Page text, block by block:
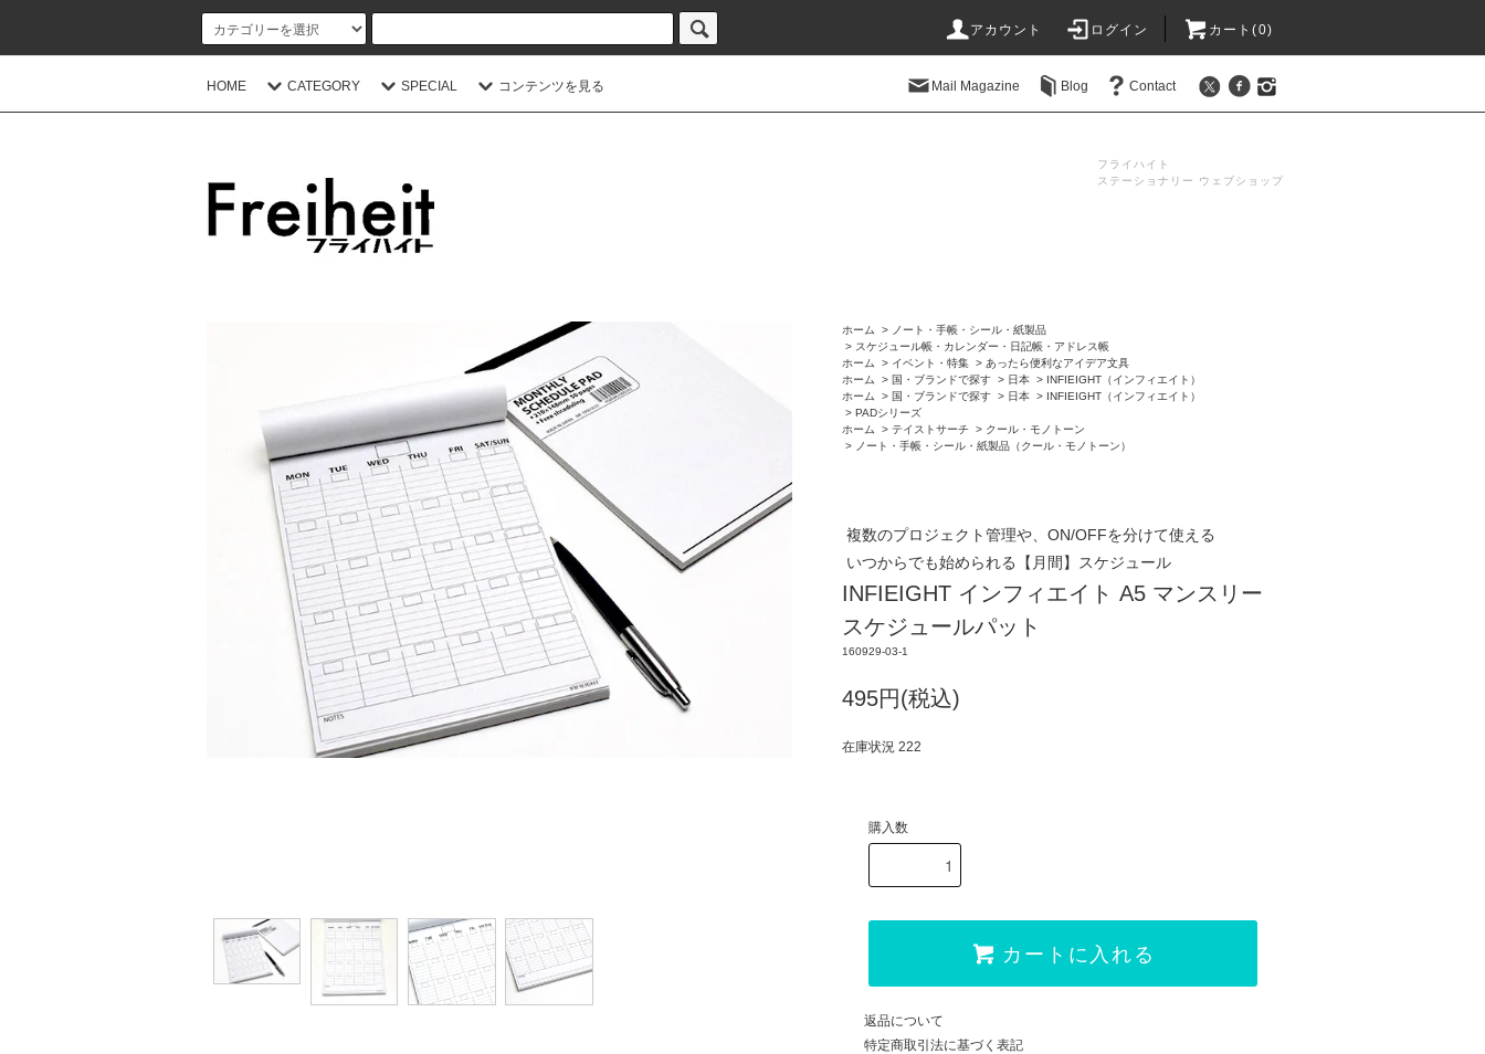
アカウント ログイン カート(0)
HOME CATEGORY SPECIAL コンテンツを見る Mail Magazine Blog Contact
フライハイト
ステーショナリー ウェブショップ
ホーム > ノート・手帳・シール・紙製品
> スケジュール帳・カレンダー・日記帳・アドレス帳
ホーム
> イベント・特集 > あったら便利なアイデア文具
ホーム
> 国・ブランドで探す > 日本 > INFIEIGHT（インフィエイト）
ホーム
> 国・ブランドで探す > 日本 > INFIEIGHT（インフィエイト）
> PADシリーズ
ホーム
> テイストサーチ > クール・モノトーン
> ノート・手帳・シール・紙製品（クール・モノトーン）
複数のプロジェクト管理や、ON/OFFを分けて使える
いつからでも始められる【月間】スケジュール
INFIEIGHT インフィエイト A5 マンスリー
スケジュールパット
160929-03-1
495円(税込)
在庫状況 222
購入数
カートに入れる
返品について
特定商取引法に基づく表記